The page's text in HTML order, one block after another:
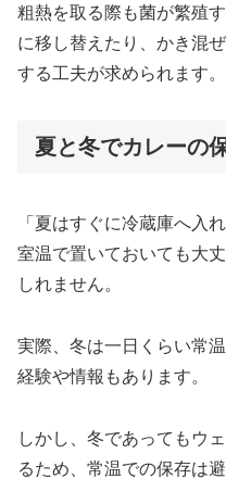
粗熱を取る際も菌が繁殖
に移し替えたり、かき混
する工夫が求められます。
夏と冬でカレーの
「夏はすぐに冷蔵庫へ入
室温で置いておいても大
しれません。
実際、冬は一日くらい常
経験や情報もあります。
しかし、冬であってもウ
るため、常温での保存は